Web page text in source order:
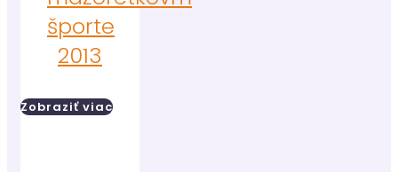
športe
2013
Zobraziť viac